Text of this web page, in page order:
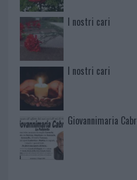
I nostri cari
I nostri cari
Giovannimaria